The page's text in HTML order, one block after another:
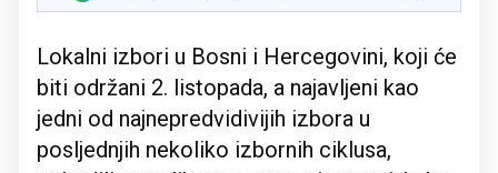
Lokalni izbori u Bosni i Hercegovini, koji će
biti održani 2. listopada, a najavljeni kao
jedni od najnepredvidivijih izbora u
posljednjih nekoliko izbornih ciklusa,